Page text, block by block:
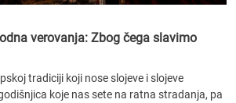
verovanja: Zbog čega slavimo
tradiciji koji nose slojeve i slojeve
koje nas sete na ratna stradanja, pa